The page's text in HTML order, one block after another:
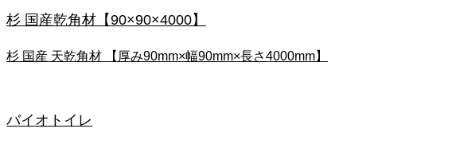
杉 国産乾角材【90×90×4000】
杉 国産 天乾角材 【厚み90mm×幅90mm×長さ4000mm】
バイオトイレ